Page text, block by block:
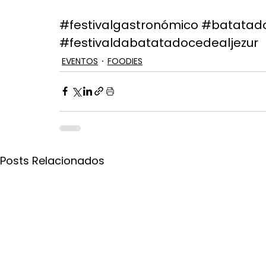
#festivalgastronómico
#festivaldabatatadocedealjezur
EVENTOS FOODIES
Posts Relacionados